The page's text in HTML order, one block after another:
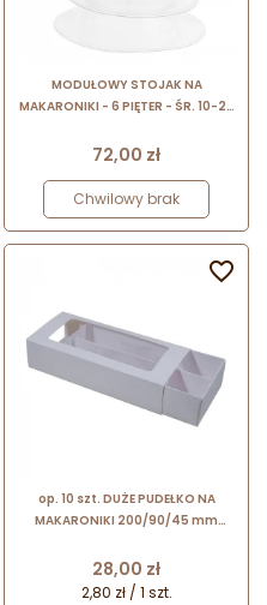
MODUŁOWY STOJAK NA
MAKARONIKI - 6 PIĘTER - ŚR. 10-23
tworzywa do ekspozycji
Cena
72,00 zł
Chwilowy brak
op. 10 szt. DUŻE PUDEŁKO NA
MAKARONIKI 200/90/45 mm
makaroniki z okienkiem i
podziałką
Cena
28,00 zł
2,80 zł / 1 szt.
